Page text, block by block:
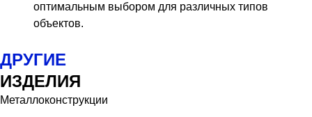
оптимальным выбором для различных типов
объектов.
ДРУГИЕ
ИЗДЕЛИЯ
Металлоконструкции